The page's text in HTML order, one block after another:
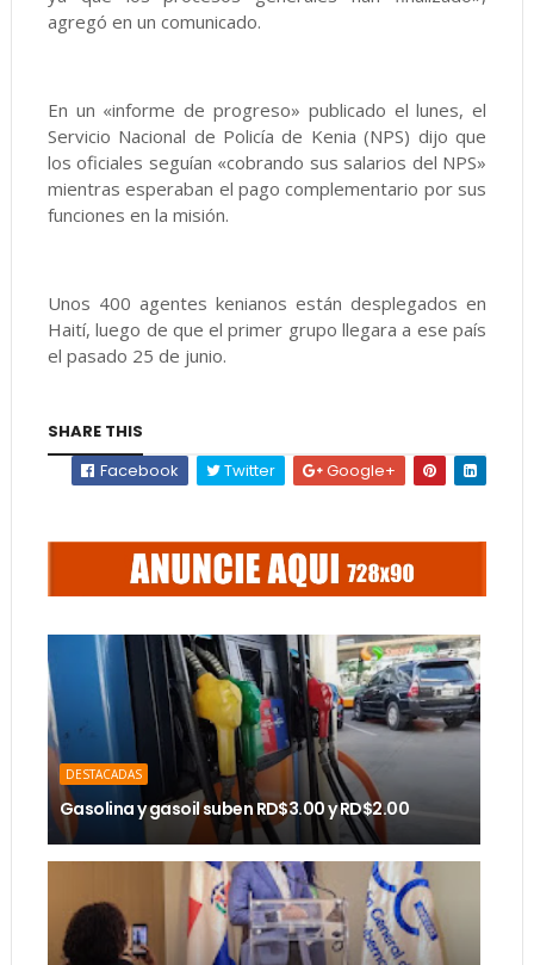
agregó en un comunicado.
En un «informe de progreso» publicado el lunes, el
Servicio Nacional de Policía de Kenia (NPS) dijo que
los oficiales seguían «cobrando sus salarios del NPS»
mientras esperaban el pago complementario por sus
funciones en la misión.
Unos 400 agentes kenianos están desplegados en
Haití, luego de que el primer grupo llegara a ese país
el pasado 25 de junio.
SHARE THIS
Facebook
Twitter Google+
DESTACADAS
Gasolina y gasoil suben RD$3.00 y RD$2.00